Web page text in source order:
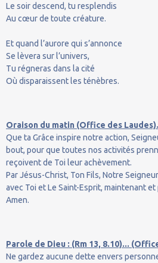
Le soir descend, tu resplendis
Au cœur de toute créature.
Et quand l’aurore qui s’annonce
Se lèvera sur l’univers,
Tu régneras dans la cité
Où disparaissent les ténèbres.
Oraison du matin (Office des Laudes).
Que ta Grâce inspire notre action,
bout, pour que toutes nos activités
reçoivent de Toi leur achèvement.
Par Jésus-Christ, Ton Fils, Notre
avec Toi et Le Saint-Esprit, maintenant
Amen.
Parole de Dieu : (Rm 13, 8.10)...
Ne gardez aucune dette envers